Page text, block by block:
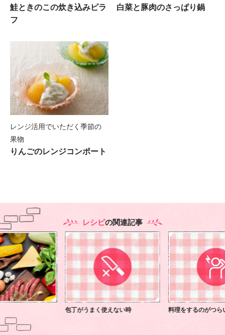
鮭ときのこの炊き込みピラ
フ
白菜と豚肉のさっぱり鍋
レンジ活用でいただく季節の
果物
りんごのレンジコンポート
レシピの関連記事
包丁がうまく使えない時 料理をするのがつら